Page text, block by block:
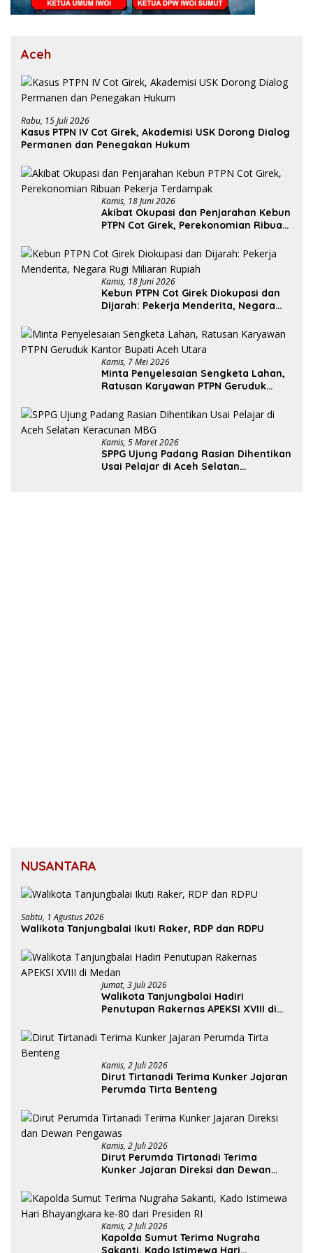
Aceh
Rabu, 15 Juli 2026
Kasus PTPN IV Cot Girek, Akademisi USK Dorong Dialog
Permanen dan Penegakan Hukum
Kamis, 18 Juni 2026
Akibat Okupasi dan Penjarahan Kebun
PTPN Cot Girek, Perekonomian Ribuan
Kamis, 18 Juni 2026
Kebun PTPN Cot Girek Diokupasi dan
Dijarah: Pekerja Menderita, Negara
Kamis, 7 Mei 2026
Minta Penyelesaian Sengketa Lahan,
Ratusan Karyawan PTPN Geruduk
Kamis, 5 Maret 2026
SPPG Ujung Padang Rasian Dihentikan
Usai Pelajar di Aceh Selatan
NUSANTARA
Sabtu, 1 Agustus 2026
Walikota Tanjungbalai Ikuti Raker, RDP dan RDPU
Jumat, 3 Juli 2026
Walikota Tanjungbalai Hadiri
Penutupan Rakernas APEKSI XVIII di
Kamis, 2 Juli 2026
Dirut Tirtanadi Terima Kunker Jajaran
Perumda Tirta Benteng
Kamis, 2 Juli 2026
Dirut Perumda Tirtanadi Terima
Kunker Jajaran Direksi dan Dewan
Kamis, 2 Juli 2026
Kapolda Sumut Terima Nugraha
Sakanti, Kado Istimewa Hari